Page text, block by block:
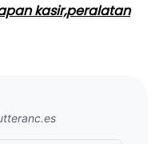
kasir,peralatan